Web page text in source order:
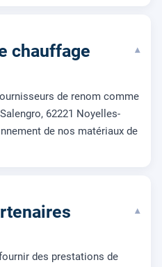
chauffage ▾
de renom comme
62221 Noyelles-
de nos matériaux de
▾
des prestations de